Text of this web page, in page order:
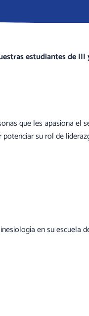
estudiantes de III
que les apasiona el
su rol de
en su escuela